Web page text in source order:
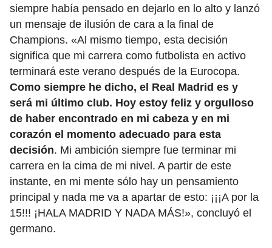
siempre había pensado en dejarlo en lo alto y lanzó
un mensaje de ilusión de cara a la final de
Champions. «Al mismo tiempo, esta decisión
significa que mi carrera como futbolista en activo
terminará este verano después de la Eurocopa.
Como siempre he dicho, el Real Madrid es y
será mi último club. Hoy estoy feliz y orgulloso
de haber encontrado en mi cabeza y en mi
corazón el momento adecuado para esta
decisión. Mi ambición siempre fue terminar mi
carrera en la cima de mi nivel. A partir de este
instante, en mi mente sólo hay un pensamiento
principal y nada me va a apartar de esto: ¡¡¡A por la
15!!! ¡HALA MADRID Y NADA MÁS!», concluyó el
germano.